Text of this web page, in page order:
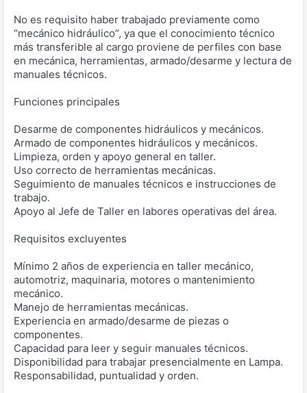
No es requisito haber trabajado previamente como
“mecánico hidráulico”, ya que el conocimiento técnico
más transferible al cargo proviene de perfiles con base
en mecánica, herramientas, armado/desarme y lectura de
manuales técnicos.
Funciones principales
Desarme de componentes hidráulicos y mecánicos.
Armado de componentes hidráulicos y mecánicos.
Limpieza, orden y apoyo general en taller.
Uso correcto de herramientas mecánicas.
Seguimiento de manuales técnicos e instrucciones de
trabajo.
Apoyo al Jefe de Taller en labores operativas del área.
Requisitos excluyentes
Mínimo 2 años de experiencia en taller mecánico,
automotriz, maquinaria, motores o mantenimiento
mecánico.
Manejo de herramientas mecánicas.
Experiencia en armado/desarme de piezas o
componentes.
Capacidad para leer y seguir manuales técnicos.
Disponibilidad para trabajar presencialmente en Lampa.
Responsabilidad, puntualidad y orden.